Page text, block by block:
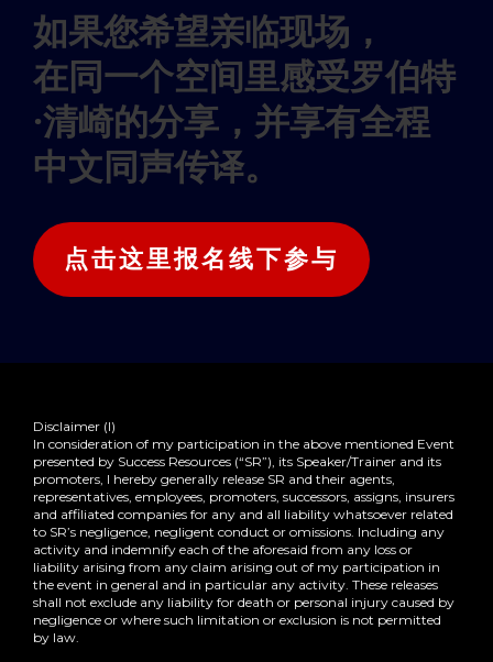
如果您希望亲临现场，
在同一个空间里感受罗伯特
·清崎的分享，并享有全程
中文同声传译。
点击这里报名线下参与
Disclaimer (I)
In consideration of my participation in the above mentioned Event
presented by Success Resources (“SR”), its Speaker/Trainer and its
promoters, I hereby generally release SR and their agents,
representatives, employees, promoters, successors, assigns, insurers
and affiliated companies for any and all liability whatsoever related
to SR’s negligence, negligent conduct or omissions. Including any
activity and indemnify each of the aforesaid from any loss or
liability arising from any claim arising out of my participation in
the event in general and in particular any activity. These releases
shall not exclude any liability for death or personal injury caused by
negligence or where such limitation or exclusion is not permitted
by law.